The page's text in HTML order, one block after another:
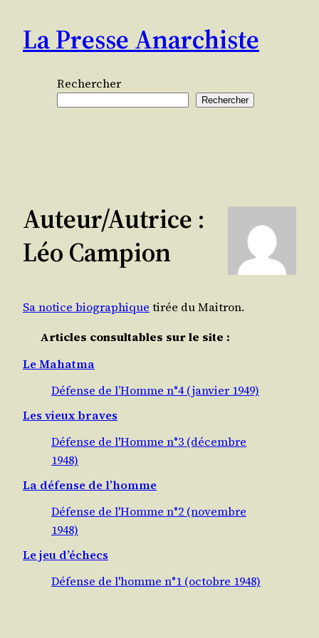
contenu
La Presse Anarchiste
Rechercher
Rechercher
Auteur/autrice :
Léo Campion
Sa notice biographique tirée du Maitron.
Articles consultables sur le site :
Le Mahatma
Défense de l’Homme n°4 (janvier 1949)
Les vieux braves
Défense de l'Homme n°3 (décembre
1948)
La défense de l’homme
Défense de l'Homme n°2 (novembre
1948)
Le jeu d’échecs
Défense de l'homme n°1 (octobre 1948)